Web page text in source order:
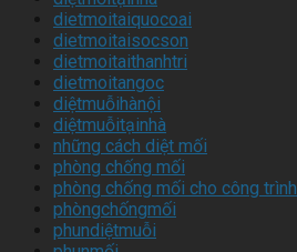
dietmoitaiquocoai
dietmoitaisocson
dietmoitaithanhtri
dietmoitangoc
diệtmuỗihànội
diệtmuỗitạinhà
những cách diệt mối
phòng chống mối
phòng chống mối cho công trình
phòngchốngmối
phundiệtmuỗi